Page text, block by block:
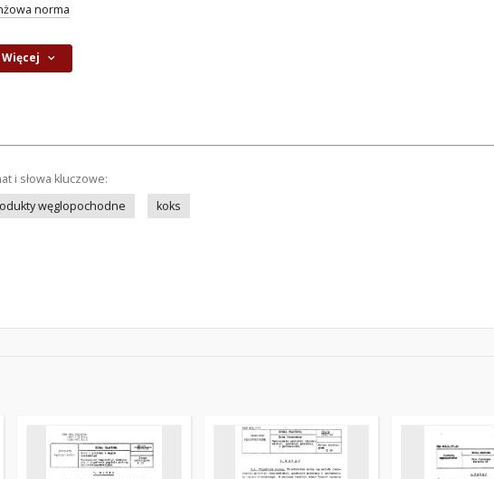
norma
Więcej
i słowa kluczowe:
węglopochodne
koks